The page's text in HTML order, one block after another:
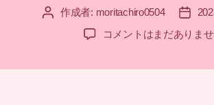
投 作成者: moritachiro0504
投
稿
日
４
コメントはまだありま